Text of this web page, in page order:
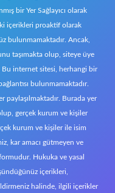
bir Yer Sağlayıcı olarak
içerikleri proaktif olarak
bulunmamaktadır. Ancak,
taşımakta olup, siteye üye
Bu internet sitesi, herhangi bir
bulunmamaktadır.
paylaşılmaktadır. Burada yer
gerçek kurum ve kişiler
kurum ve kişiler ile isim
kar amacı gütmeyen ve
Hukuka ve yasal
içerikleri,
halinde, ilgili içerikler